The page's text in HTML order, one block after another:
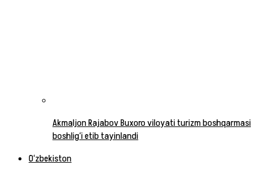
Akmaljon Rajabov Buxoro viloyati turizm boshqarmasi
boshlig‘i etib tayinlandi
O‘zbekiston